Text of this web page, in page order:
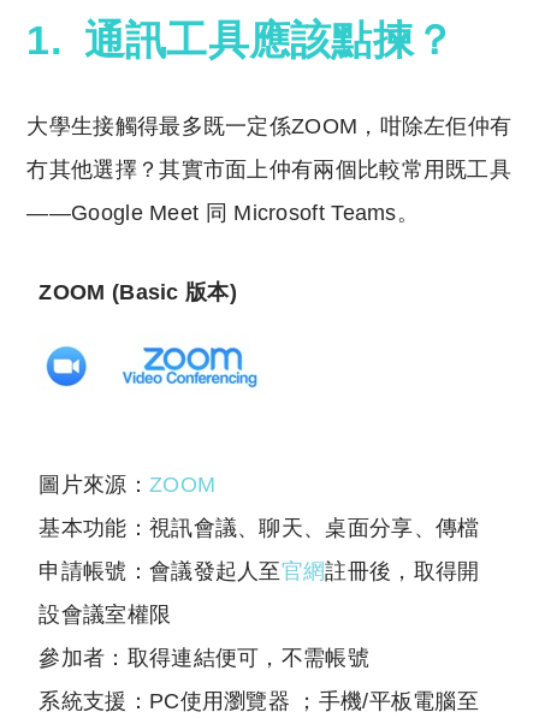
1. 通訊工具應該點揀？
大學生接觸得最多既一定係ZOOM，咁除左佢仲有
冇其他選擇？其實市面上仲有兩個比較常用既工具
——Google Meet 同 Microsoft Teams。
ZOOM (Basic 版本)
圖片來源： ZOOM
基本功能：視訊會議、聊天、桌面分享、傳檔
申請帳號：會議發起人至官網註冊後，取得開
設會議室權限
參加者：取得連結便可，不需帳號
系統支援：PC使用瀏覽器 ；手機/平板電腦至